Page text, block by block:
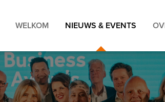
WELKOM NIEUWS & EVENTS